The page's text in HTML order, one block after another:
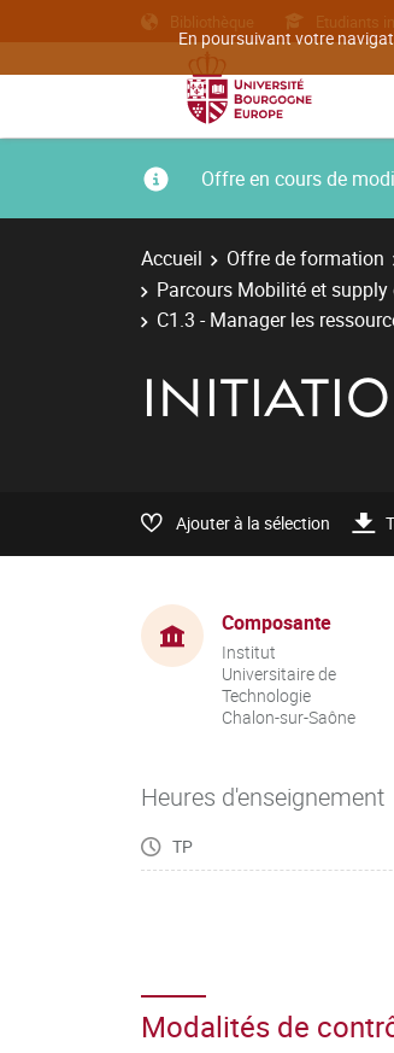
En poursuivant votre
Bibliothèque Etudiants
Offre en cours de
Accueil Offre de formation
Parcours Mobilité et
C1.3 - Manager les
Ajouter à la sélection
Composante
Institut
Universitaire de
Technologie
Chalon-sur-Saône
Heures d'enseignement
TP
Modalités de